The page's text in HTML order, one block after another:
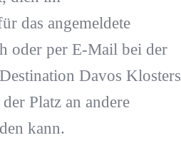
das angemeldete
oder per E-Mail bei der
Davos Klosters
Platz an andere
kann.